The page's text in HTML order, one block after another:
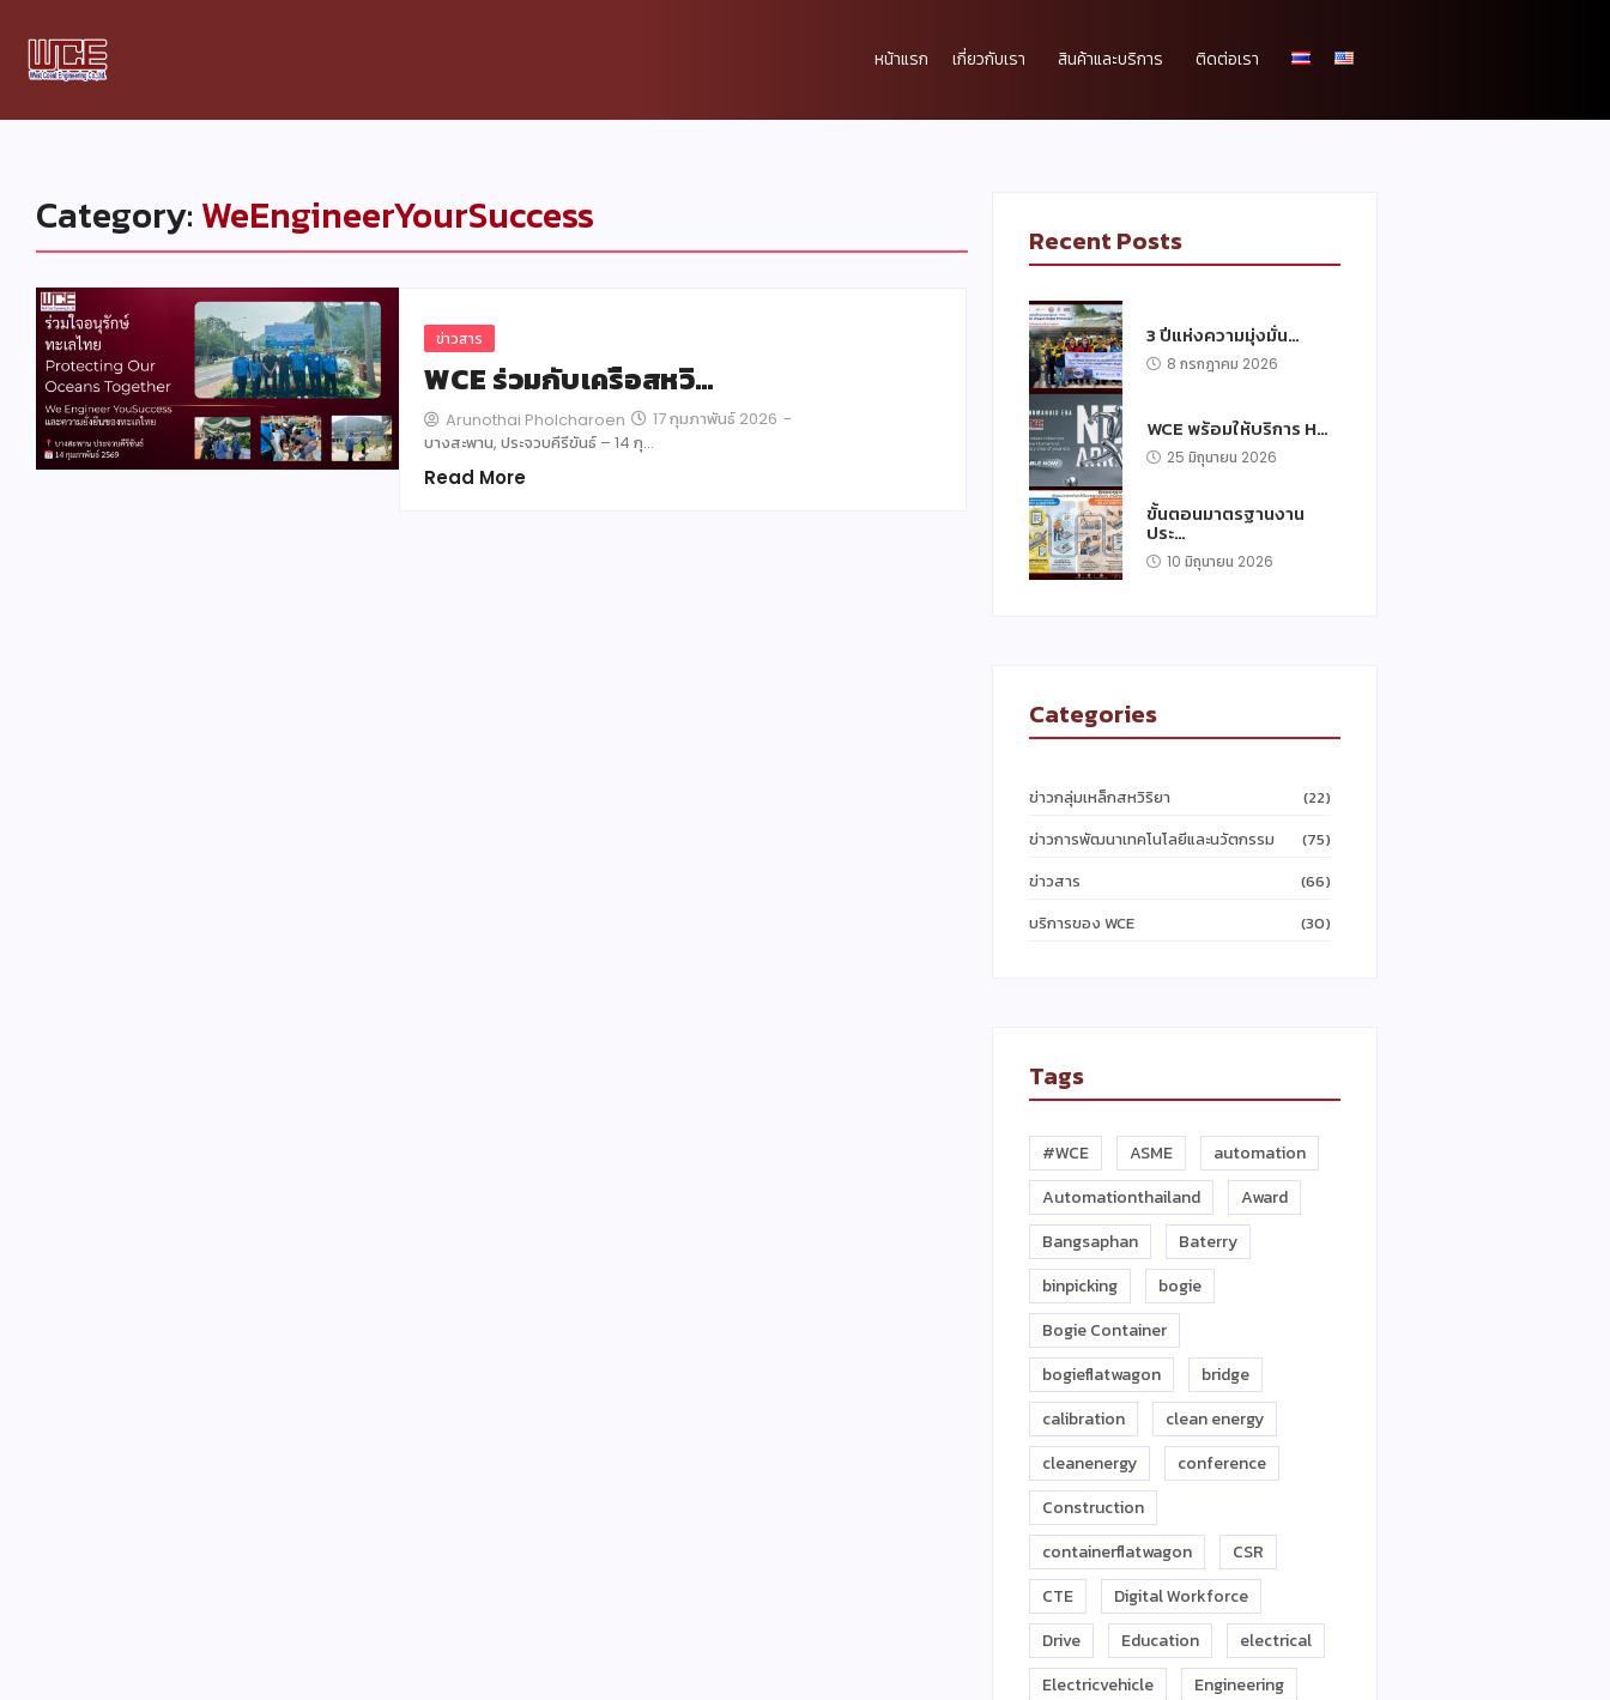
หน้าแรก เกี่ยวกับเรา สินค้าและบริการ ติดต่อเรา
Category: WeEngineerYourSuccess
ข่าวสาร
WCE ร่วมกับเครือสหวิ…
Arunothai Pholcharoen 17 กุมภาพันธ์ 2026 -
บางสะพาน, ประจวบคีรีขันธ์ – 14 กุ…
Read More
Recent Posts
3 ปีแห่งความมุ่งมั่น…
8 กรกฎาคม 2026
WCE พร้อมให้บริการ H…
25 มิถุนายน 2026
ขั้นตอนมาตรฐานงาน
ประ…
10 มิถุนายน 2026
Categories
ข่าวกลุ่มเหล็กสหวิริยา
(22)
ข่าวการพัฒนาเทคโนโลยีและนวัตกรรม
(75)
ข่าวสาร
(66)
บริการของ WCE
(30)
Tags
#WCE ASME
automation
Automationthailand
Award
Bangsaphan
Baterry
binpicking
bogie
Bogie Container
bogieflatwagon
bridge
calibration
clean energy
cleanenergy
conference
Construction
containerflatwagon
CSR
CTE
Digital Workforce
Drive
Education
electrical
Electricvehicle
Engineering